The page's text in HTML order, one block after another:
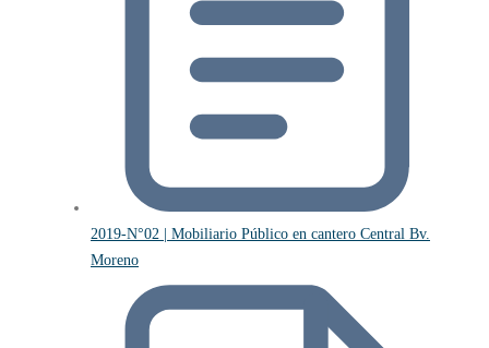
2019-N°02 | Mobiliario Público en cantero Central Bv.
Moreno